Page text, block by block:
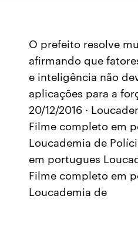
O prefeito resolve
afirmando que
e inteligência não
aplicações para a
20/12/2016 ·
Filme completo em
Loucademia de
em portugues
Filme completo em
Loucademia de